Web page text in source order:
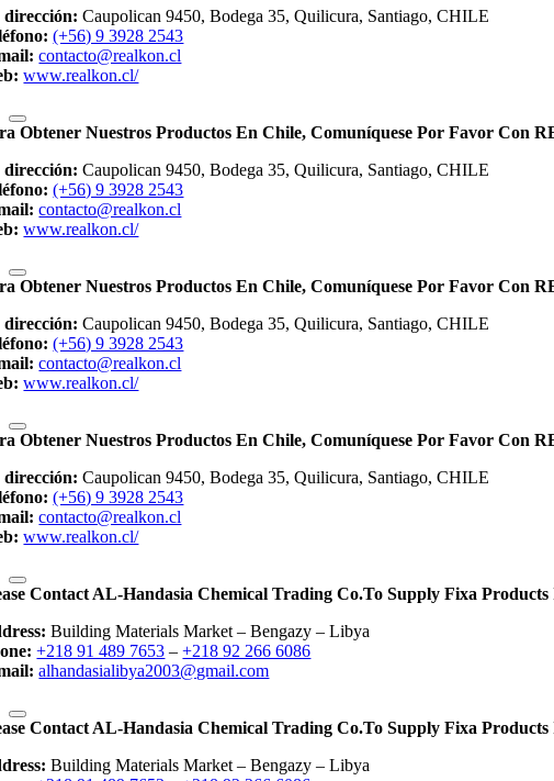
dirección: Caupolican 9450, Bodega 35, Quilicura, Santiago, CHILE
(+56) 9 3928 2543
contacto@realkon.cl
www.realkon.cl/
Obtener Nuestros Productos En Chile, Comuníquese Por Favor Con
dirección: Caupolican 9450, Bodega 35, Quilicura, Santiago, CHILE
(+56) 9 3928 2543
contacto@realkon.cl
www.realkon.cl/
Obtener Nuestros Productos En Chile, Comuníquese Por Favor Con
dirección: Caupolican 9450, Bodega 35, Quilicura, Santiago, CHILE
(+56) 9 3928 2543
contacto@realkon.cl
www.realkon.cl/
Obtener Nuestros Productos En Chile, Comuníquese Por Favor Con
dirección: Caupolican 9450, Bodega 35, Quilicura, Santiago, CHILE
(+56) 9 3928 2543
contacto@realkon.cl
www.realkon.cl/
Contact AL-Handasia Chemical Trading Co.to Supply Fixa
Building Materials Market – Bengazy – Libya
+218 91 489 7653 –+218 92 266 6086
alhandasialibya2003@gmail.com
Contact AL-Handasia Chemical Trading Co.to Supply Fixa
Building Materials Market – Bengazy – Libya